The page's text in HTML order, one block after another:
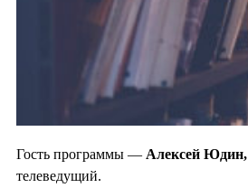
Гость программы — Алексей Юдин,
телеведущий.